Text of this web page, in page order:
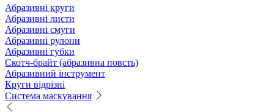
Абразивні круги
Абразивні листи
Абразивні смуги
Абразивні рулони
Абразивні губки
Скотч-брайт (абразивна повсть)
Абразивний інструмент
Круги відрізні
Система маскування